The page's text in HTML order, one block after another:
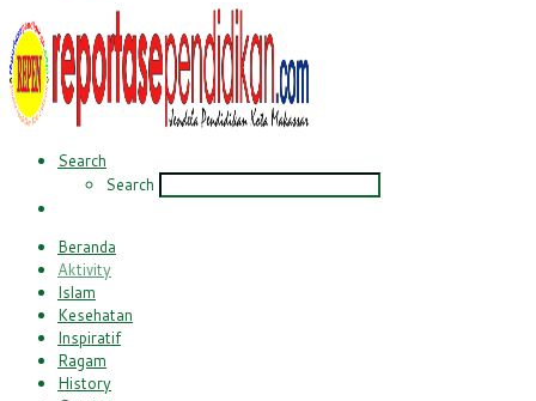
Search
Search
Beranda
Aktivity
Islam
Kesehatan
Inspiratif
Ragam
History